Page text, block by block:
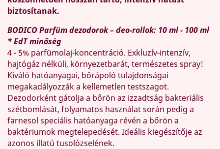
biztosítanak.
BODICO Parfüm dezodorok – deo-rollok: 10 ml - 100 ml
* EdT minőség
4 - 5% parfümolaj-koncentráció. Exkluzív-intenzív,
hajtógáz nélküli, környezetbarát, természetes spray!
Kiváló hatóanyagai, bőrápoló tulajdonságai
megakadályozzák a kellemetlen testszagot.
Dezodorként gátolja a bőrön az izzadtság bakteriális
szétbomlását, folyamatos használat során pedig a
farnesol speciális hatóanyaga révén a bőrön a
baktériumok megtelepedését. Ideális kiegészítője az
azonos illatú tusolózselének.